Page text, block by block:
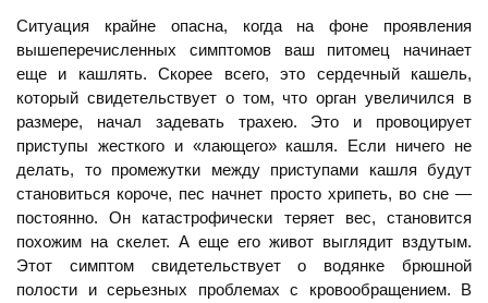
Ситуация крайне опасна, когда на фоне проявления
вышеперечисленных симптомов ваш питомец начинает
еще и кашлять. Скорее всего, это сердечный кашель,
который свидетельствует о том, что орган увеличился в
размере, начал задевать трахею. Это и провоцирует
приступы жесткого и «лающего» кашля. Если ничего не
делать, то промежутки между приступами кашля будут
становиться короче, пес начнет просто хрипеть, во сне —
постоянно. Он катастрофически теряет вес, становится
похожим на скелет. А еще его живот выглядит вздутым.
Этот симптом свидетельствует о водянке брюшной
полости и серьезных проблемах с кровообращением. В